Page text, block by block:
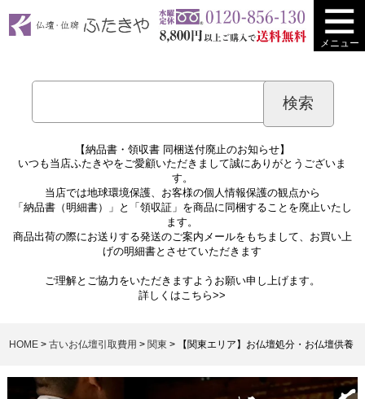
メニュー
【納品書・領収書 同梱送付廃止のお知らせ】
いつも当店ふたきやをご愛顧いただきまして誠にありがとうございま
す。
当店では地球環境保護、お客様の個人情報保護の観点から
「納品書（明細書）」と「領収証」を商品に同梱することを廃止いたし
ます。
商品出荷の際にお送りする発送のご案内メールをもちまして、お買い上
げの明細書とさせていただきます
ご理解とご協力をいただきますようお願い申し上げます。
詳しくはこちら>>
HOME 古いお仏壇引取費用 関東 【関東エリア】お仏壇処分・お仏壇供養